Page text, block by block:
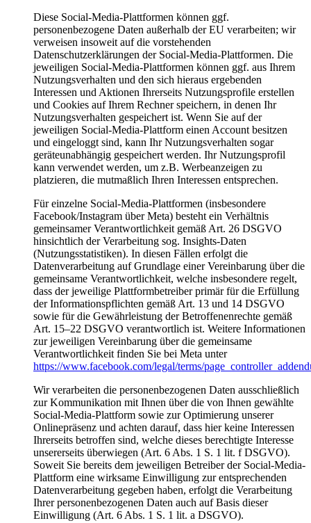
Diese Social-Media-Plattformen können ggf.
personenbezogene Daten außerhalb der EU verarbeiten; wir
verweisen insoweit auf die vorstehenden
Datenschutzerklärungen der Social-Media-Plattformen. Die
jeweiligen Social-Media-Plattformen können ggf. aus Ihrem
Nutzungsverhalten und den sich hieraus ergebenden
Interessen und Aktionen Ihrerseits Nutzungsprofile erstellen
und Cookies auf Ihrem Rechner speichern, in denen Ihr
Nutzungsverhalten gespeichert ist. Wenn Sie auf der
jeweiligen Social-Media-Plattform einen Account besitzen
und eingeloggt sind, kann Ihr Nutzungsverhalten sogar
geräteunabhängig gespeichert werden. Ihr Nutzungsprofil
kann verwendet werden, um z.B. Werbeanzeigen zu
platzieren, die mutmaßlich Ihren Interessen entsprechen.
Für einzelne Social-Media-Plattformen (insbesondere
Facebook/Instagram über Meta) besteht ein Verhältnis
gemeinsamer Verantwortlichkeit gemäß Art. 26 DSGVO
hinsichtlich der Verarbeitung sog. Insights-Daten
(Nutzungsstatistiken). In diesen Fällen erfolgt die
Datenverarbeitung auf Grundlage einer Vereinbarung über die
gemeinsame Verantwortlichkeit, welche insbesondere regelt,
dass der jeweilige Plattformbetreiber primär für die Erfüllung
der Informationspflichten gemäß Art. 13 und 14 DSGVO
sowie für die Gewährleistung der Betroffenenrechte gemäß
Art. 15–22 DSGVO verantwortlich ist. Weitere Informationen
zur jeweiligen Vereinbarung über die gemeinsame
Verantwortlichkeit finden Sie bei Meta unter
https://www.facebook.com/legal/terms/
Wir verarbeiten die personenbezogenen Daten ausschließlich
zur Kommunikation mit Ihnen über die von Ihnen gewählte
Social-Media-Plattform sowie zur Optimierung unserer
Onlinepräsenz und achten darauf, dass hier keine Interessen
Ihrerseits betroffen sind, welche dieses berechtigte Interesse
unsererseits überwiegen (Art. 6 Abs. 1 S. 1 lit. f DSGVO).
Soweit Sie bereits dem jeweiligen Betreiber der Social-Media-
Plattform eine wirksame Einwilligung zur entsprechenden
Datenverarbeitung gegeben haben, erfolgt die Verarbeitung
Ihrer personenbezogenen Daten auch auf Basis dieser
Einwilligung (Art. 6 Abs. 1 S. 1 lit. a DSGVO).